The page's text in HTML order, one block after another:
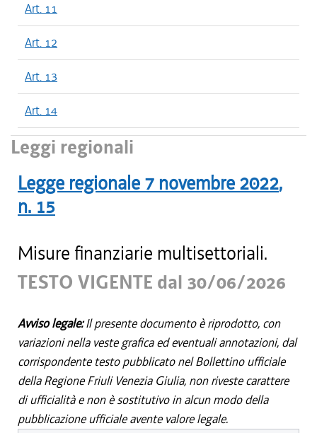
Art. 11
Art. 12
Art. 13
Art. 14
Leggi regionali
Legge regionale 7 novembre 2022,
n. 15
Misure finanziarie multisettoriali.
TESTO VIGENTE dal 30/06/2026
Avviso legale:Il presente documento è riprodotto, con
variazioni nella veste grafica ed eventuali annotazioni, dal
corrispondente testo pubblicato nel Bollettino ufficiale
della Regione Friuli Venezia Giulia, non riveste carattere
di ufficialità e non è sostitutivo in alcun modo della
pubblicazione ufficiale avente valore legale.